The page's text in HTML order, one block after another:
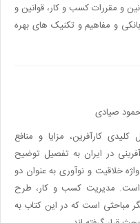
و مقررات کسب و کار، قوانین و
و مفاهیم و تکنیک های بهره
صیادی
کارآفرین، مزایا و منافع
در ایران به تفصیل توضیح
خلاقیت و نوآوری به عنوان دو
است. مدیریت کسب و کار، طرح
است که در این کتاب به